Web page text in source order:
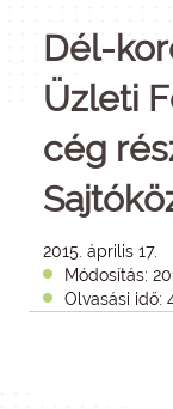
Dél-
Üzleti
cég
2015. április 17.
Módosítás:
Olvasási idő: